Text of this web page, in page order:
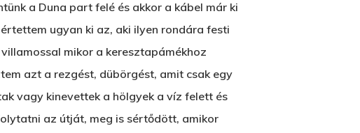
a Duna part felé és akkor a kábel már ki
ugyan ki az, aki ilyen rondára festi
mikor a keresztapámékhoz
azt a rezgést, dübörgést, amit csak egy
vagy kinevettek a hölgyek a víz felett és
az útját, meg is sértődött, amikor
Wow Look At This!
This is an optional, highly
customizable off canvas area.